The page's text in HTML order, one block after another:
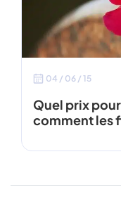
04 / 06 / 15
Quel prix
comment les